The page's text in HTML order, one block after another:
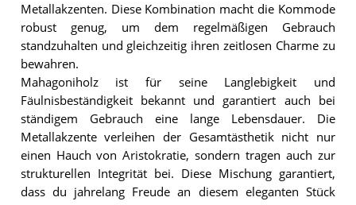
Metallakzenten. Diese Kombination macht die Kommode
robust genug, um dem regelmäßigen Gebrauch
standzuhalten und gleichzeitig ihren zeitlosen Charme zu
bewahren.
Mahagoniholz ist für seine Langlebigkeit und
Fäulnisbeständigkeit bekannt und garantiert auch bei
ständigem Gebrauch eine lange Lebensdauer. Die
Metallakzente verleihen der Gesamtästhetik nicht nur
einen Hauch von Aristokratie, sondern tragen auch zur
strukturellen Integrität bei. Diese Mischung garantiert,
dass du jahrelang Freude an diesem eleganten Stück